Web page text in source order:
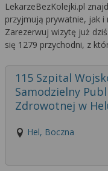
LekarzeBezKolejki.pl
przyjmują prywatnie, jak
Zarezerwuj wizytę już
się 1279 przychodni, z
115 Szpital
Samodzielny
Zdrowotnej w
Hel, Boczna